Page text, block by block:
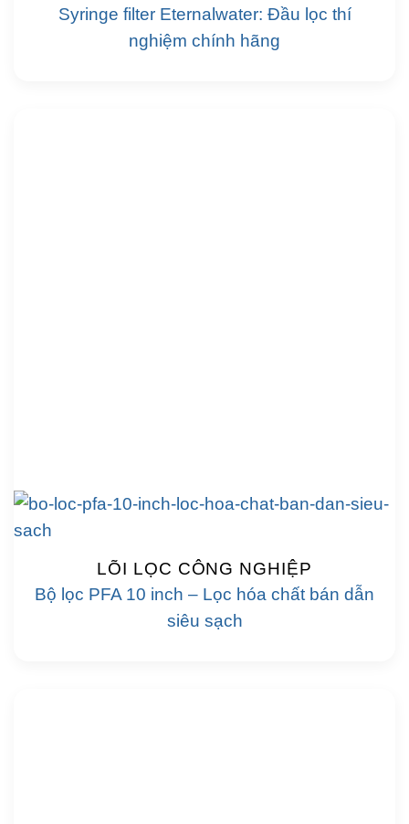
Syringe filter Eternalwater: Đầu lọc thí
nghiệm chính hãng
LÕI LỌC CÔNG NGHIỆP
Bộ lọc PFA 10 inch – Lọc hóa chất bán dẫn
siêu sạch